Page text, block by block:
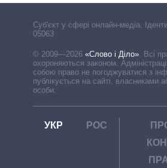
Cуб'єкт у сфері онлайн-медіа.
05063
© 2009—2026 «Слово і Діло»
Всі
охороняються законом.
собою право не погоджуватися з
публікується на сайті, власниками
особи.
УКР РОС